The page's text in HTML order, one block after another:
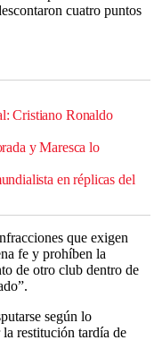
cuatro puntos
Cristiano Ronaldo
y Maresca lo
en réplicas del
que exigen
fe y prohíben la
de otro club dentro de
según lo
la restitución tardía de